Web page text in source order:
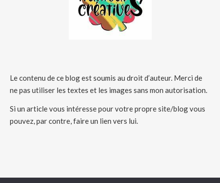
Le contenu de ce blog est soumis au droit d’auteur. Merci de
ne pas utiliser les textes et les images sans mon autorisation.
Si un article vous intéresse pour votre propre site/blog vous
pouvez, par contre, faire un lien vers lui.